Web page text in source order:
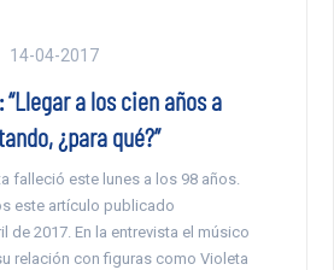
14-04-2017
a los cien años a
¿para qué?”
falleció este lunes a los 98 años.
este artículo publicado
de 2017. En la entrevista el músico
relación con figuras como Violeta